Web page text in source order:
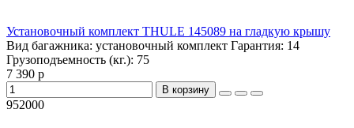
Установочный комплект THULE 145089 на гладкую крышу
Вид багажника: установочный комплект Гарантия: 14
Грузоподъемность (кг.): 75
7 390 р
В корзину
952000